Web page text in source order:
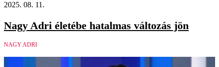
2025. 08. 11.
Nagy Adri életébe hatalmas változás jön
NAGY ADRI